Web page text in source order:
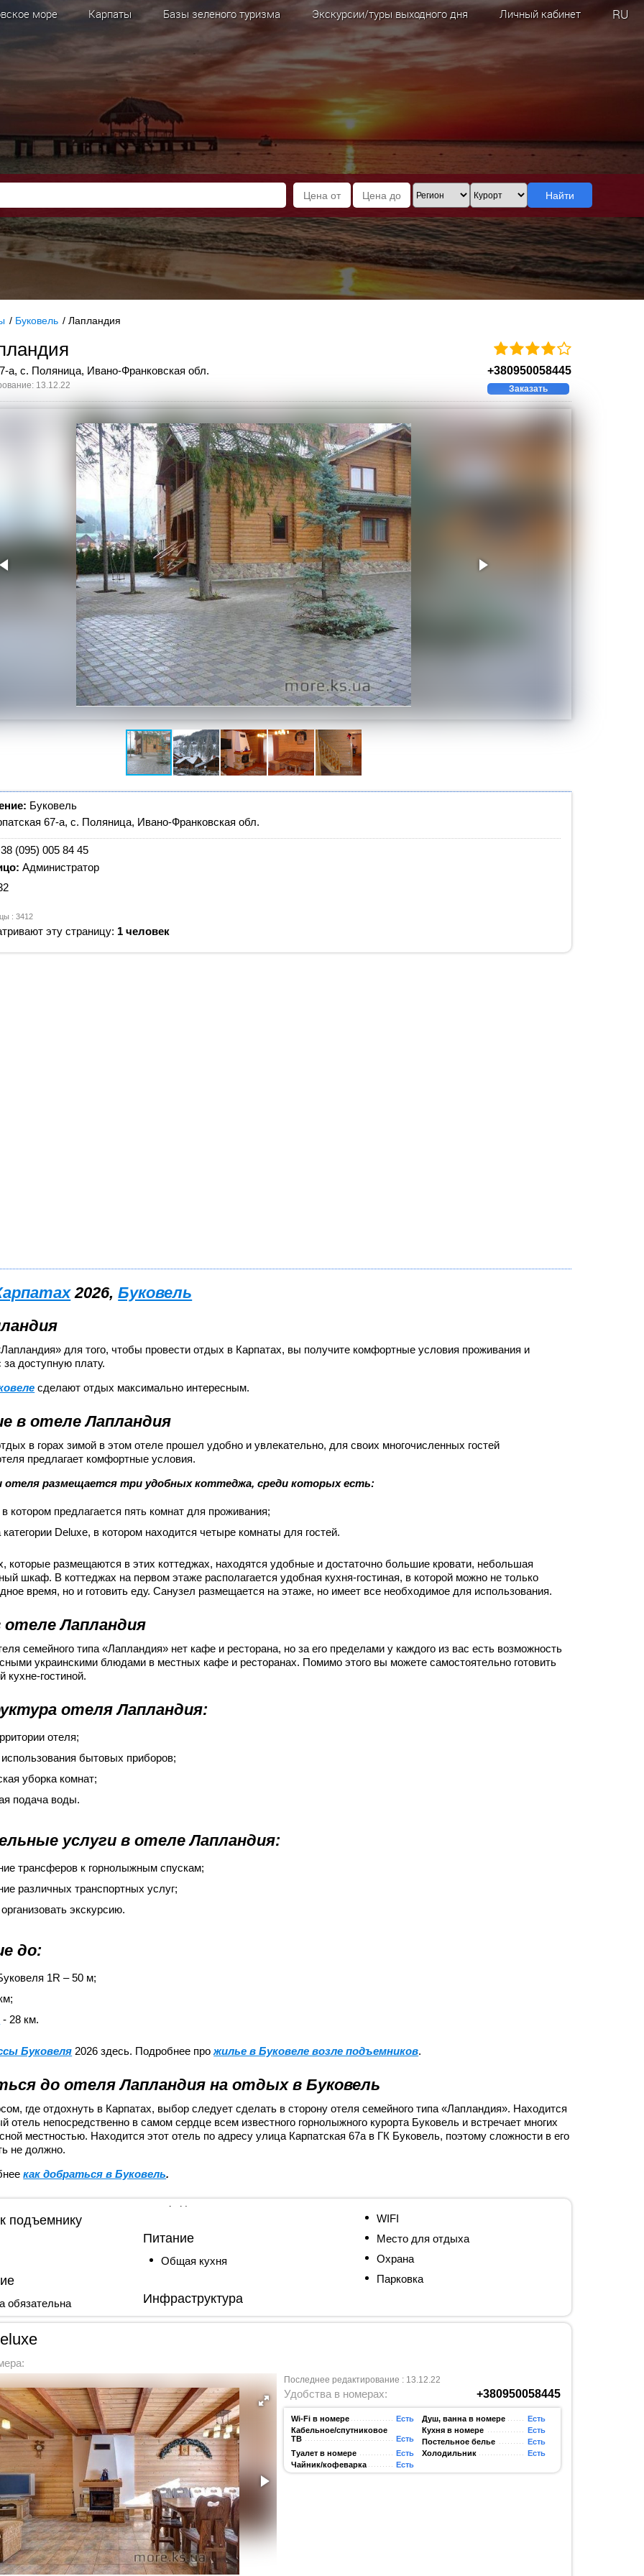
море Карпаты Базы зеленого туризма Экскурсии/туры выходного дня Личный кабинет RU
Найти
/ Буковель /Лапландия
+380950058445
Заказать
а, с. Поляница, Ивано-Франковская обл.
13.12.22
Буковель
67-а, с. Поляница, Ивано-Франковская обл.
(095) 005 84 45
Администратор
: 3412
эту страницу: 1 человек
2026,Буковель
для того, чтобы провести отдых в Карпатах, вы получите комфортные условия проживания и
доступную плату.
сделают отдых максимально интересным.
в отеле Лапландия
в горах зимой в этом отеле прошел удобно и увлекательно, для своих многочисленных гостей
предлагает комфортные условия.
отеля размещается три удобных коттеджа, среди которых есть:
котором предлагается пять комнат для проживания;
Deluxe, в котором находится четыре комнаты для гостей.
которые размещаются в этих коттеджах, находятся удобные и достаточно большие кровати, небольшая
шкаф. В коттеджах на первом этаже располагается удобная кухня-гостиная, в которой можно не только
время, но и готовить еду. Санузел размещается на этаже, но имеет все необходимое для использования.
Лапландия
семейного типа «Лапландия» нет кафе и ресторана, но за его пределами у каждого из вас есть возможность
украинскими блюдами в местных кафе и ресторанах. Помимо этого вы можете самостоятельно готовить
кухне-гостиной.
отеля Лапландия:
отеля;
бытовых приборов;
уборка комнат;
подача воды.
услуги в отеле Лапландия:
трансферов к горнолыжным спускам;
различных транспортных услуг;
экскурсию.
до:
1R – 50 м;
- 28 км.
Буковеля 2026 здесь. Подробнее прожилье в Буковеле возле подъемников.
до отеля Лапландия на отдых в Буковель
где отдохнуть в Карпатах, выбор следует сделать в сторону отеля семейного типа «Лапландия». Находится
отель непосредственно в самом сердце всем известного горнолыжного курорта Буковель и встречает многих
местностью. Находится этот отель по адресу улица Карпатская 67а в ГК Буковель, поэтому сложности в его
не должно.
как добраться в Буковель.
подъемнику
обязательна
Питание
Общая кухня
Инфраструктура
WIFI
Место для отдыха
Охрана
Парковка
Последнее редактирование : 13.12.22
+380950058445
Удобства в номерах:
Wi-Fi в номере Есть Душ, ванна в номере
Есть
Кабельное/спутниковое
ТВ
Есть
Кухня в номере
Есть
Постельное белье
Есть
Туалет в номере
Есть Холодильник
Есть
Чайник/кофеварка
Есть